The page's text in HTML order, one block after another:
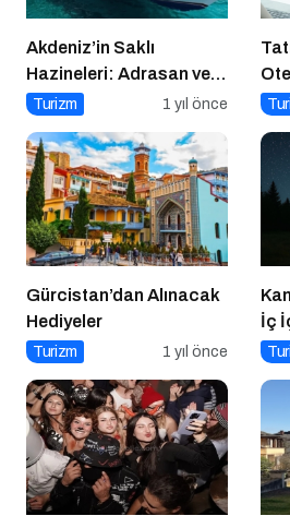
Akdeniz’in Saklı
Hazineleri: Adrasan ve
Çevresi
Turizm 1 yıl önce
Gürcistan’dan Alınacak
Hediyeler
Turizm 1 yıl önce
İç